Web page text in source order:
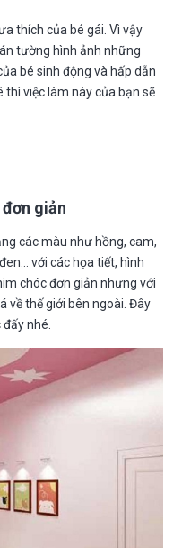
thích của bé gái. Vì vậy
tường hình ảnh những
bé sinh động và hấp dẫn
thì việc làm này của bạn sẽ
giản
các màu như hồng, cam,
với các họa tiết, hình
chóc đơn giản nhưng với
về thế giới bên ngoài. Đây
nhé.